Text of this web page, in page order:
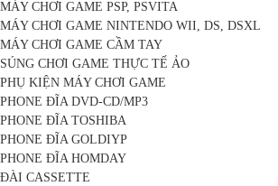
MÁY CHƠI GAME PSP, PSVITA
MÁY CHƠI GAME NINTENDO WII, DS, DSXL
MÁY CHƠI GAME CẦM TAY
SÚNG CHƠI GAME THỰC TẾ ẢO
PHỤ KIỆN MÁY CHƠI GAME
PHONE ĐĨA DVD-CD/MP3
PHONE ĐĨA TOSHIBA
PHONE ĐĨA GOLDIYP
PHONE ĐĨA HOMDAY
ĐÀI CASSETTE